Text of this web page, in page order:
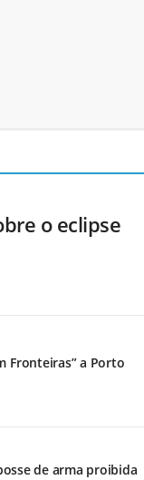
o eclipse
Fronteiras” a Porto
de arma proibida